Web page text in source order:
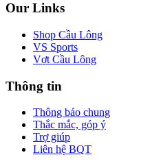
Our Links
Shop Cầu Lông
VS Sports
Vợt Cầu Lông
Thông tin
Thông báo chung
Thắc mắc, góp ý
Trợ giúp
Liên hệ BQT